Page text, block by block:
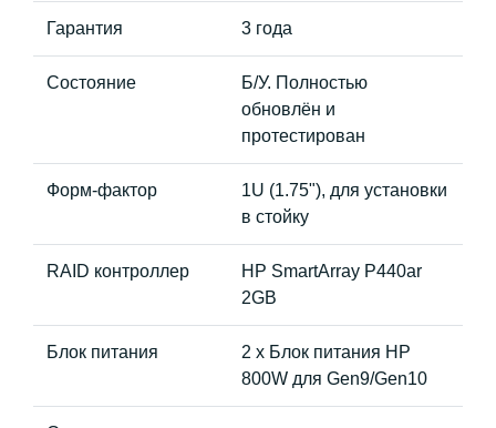
Гарантия 3 года
Состояние
Б/У. Полностью
обновлён и
протестирован
Форм-фактор
1U (1.75"), для установки
в стойку
RAID контроллер
HP SmartArray P440ar
2GB
Блок питания
2 x Блок питания HP
800W для Gen9/Gen10